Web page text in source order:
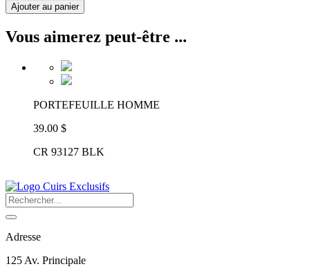
Ajouter au panier
Vous aimerez peut-être ...
PORTEFEUILLE HOMME
39.00 $
CR 93127 BLK
Adresse
125 Av. Principale